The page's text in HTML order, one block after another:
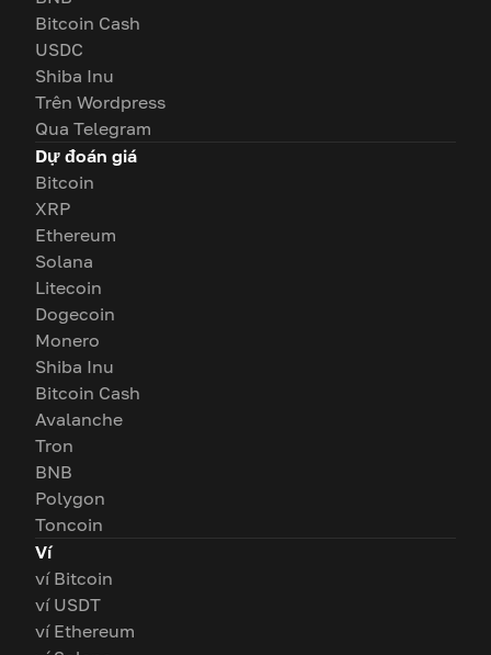
Bitcoin Cash
USDC
Shiba Inu
Trên Wordpress
Qua Telegram
Dự đoán giá
Bitcoin
XRP
Ethereum
Solana
Litecoin
Dogecoin
Monero
Shiba Inu
Bitcoin Cash
Avalanche
Tron
BNB
Polygon
Toncoin
Ví
ví Bitcoin
ví USDT
ví Ethereum